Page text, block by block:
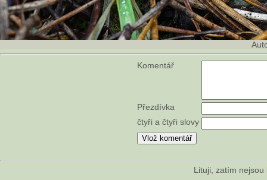
Komentář
Přezdívka
čtyři a čtyři slovy
Lituji, zatím